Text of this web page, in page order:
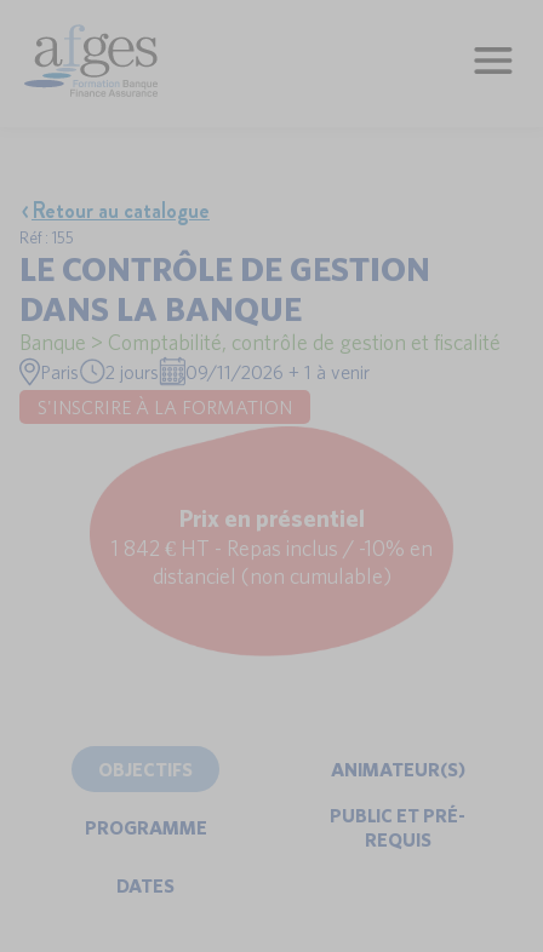
Retour au catalogue
Réf : 155
LE CONTRÔLE DE GESTION
DANS LA BANQUE
Banque > Comptabilité, contrôle de gestion et fiscalité
Paris 2 jours
09/11/2026 + 1 à venir
S'INSCRIRE À LA FORMATION
Prix en présentiel
1 842 € HT - Repas inclus / -10% en
distanciel (non cumulable)
OBJECTIFS ANIMATEUR(S)
PROGRAMME
PUBLIC ET PRÉ-
REQUIS
DATES